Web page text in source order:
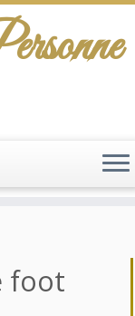
foot